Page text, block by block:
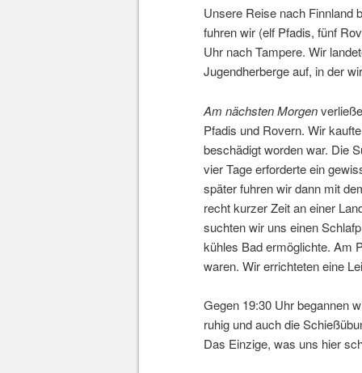
Unsere Reise nach Finnland
fuhren wir (elf Pfadis, fünf
Uhr nach Tampere. Wir
Jugendherberge auf, in der
Am nächsten Morgen
Pfadis und Rovern. Wir
beschädigt worden war. Die
vier Tage erforderte ein
später fuhren wir dann mit
recht kurzer Zeit an einer
suchten wir uns einen
kühles Bad ermöglichte. Am
waren. Wir errichteten eine
Gegen 19:30 Uhr begannen
ruhig und auch die
Das Einzige, was uns hier